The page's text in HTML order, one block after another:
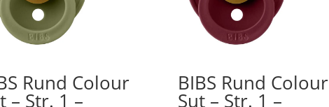
Rund Colour
– Str. 1 –
BIBS Rund Colour
Sut – Str. 1 –